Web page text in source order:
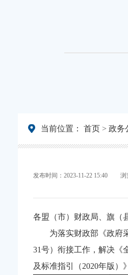
当前位置： 首页 > 政务
发布时间：2023-11-22 15:40 浏
各盟（市）财政局、旗（
为落实财政部《政府
31号）衔接工作，解决《
及标准指引（2020年版